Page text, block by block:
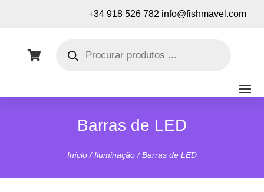
+34 918 526 782 info@fishmavel.com

produtos
Barras de LED
Início /Iluminação / Barras de LED